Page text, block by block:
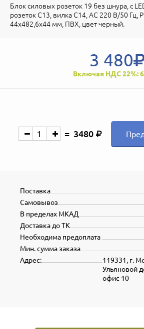
Блок силовых розеток 19 без шнура, с
розеток C13, вилка С14, AC 220 В/50 Гц,
44х482,6х44 мм, ПВХ, цвет черный.
3 480
Включая НДС 22%:
3480
Поставка
Самовывоз
В пределах МКАД
Доставка до ТК
Необходима предоплата
Мин. сумма заказа
119331, г.
Ульяновой
офис 10
Адрес: